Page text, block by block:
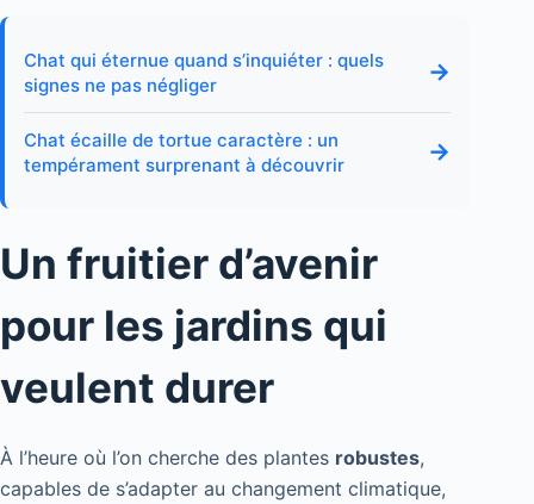
Chat qui éternue quand s’inquiéter : quels
signes ne pas négliger
→
Chat écaille de tortue caractère : un
tempérament surprenant à découvrir
→
Un fruitier d’avenir
pour les jardins qui
veulent durer
À l’heure où l’on cherche des plantes robustes,
capables de s’adapter au changement climatique,